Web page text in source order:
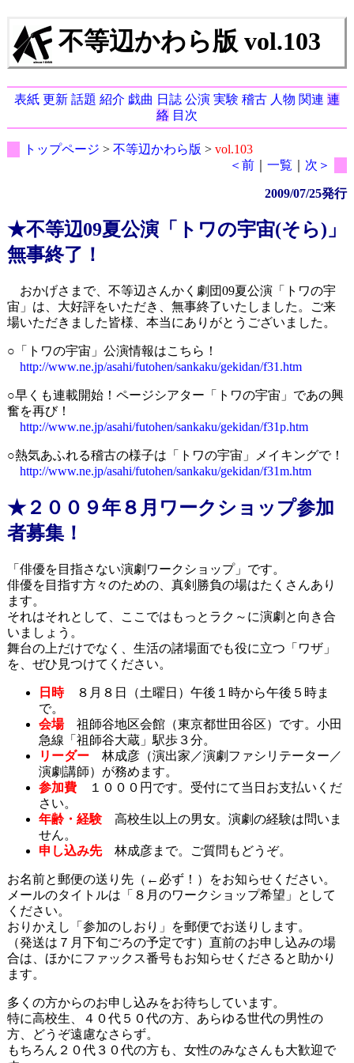
不等辺かわら版 vol.103
表紙 更新 話題 紹介 戯曲 日誌 公演 実験 稽古 人物 関連 連
絡 目次
トップページ > 不等辺かわら版 > vol.103
＜前 ｜一覧 次＞
2009/07/25発行
★不等辺09夏公演「トワの宇宙(そら)」
無事終了！
おかげさまで、不等辺さんかく劇団09夏公演「トワの宇
宙」は、大好評をいただき、無事終了いたしました。ご来
場いただきました皆様、本当にありがとうございました。
○「トワの宇宙」公演情報はこちら！
http://www.ne.jp/asahi/futohen/sankaku/gekidan/f31.htm
○早くも連載開始！ページシアター「トワの宇宙」であの興
奮を再び！
http://www.ne.jp/asahi/futohen/sankaku/gekidan/f31p.htm
○熱気あふれる稽古の様子は「トワの宇宙」メイキングで！
http://www.ne.jp/asahi/futohen/sankaku/gekidan/f31m.htm
★２００９年８月ワークショップ参加
者募集！
「俳優を目指さない演劇ワークショップ」です。
俳優を目指す方々のための、真剣勝負の場はたくさんあり
ます。
それはそれとして、ここではもっとラク～に演劇と向き合
いましょう。
舞台の上だけでなく、生活の諸場面でも役に立つ「ワザ」
を、ぜひ見つけてください。
日時８月８日（土曜日）午後１時から午後５時ま
で。
会場祖師谷地区会館（東京都世田谷区）です。小田
急線「祖師谷大蔵」駅歩３分。
リーダー林成彦（演出家／演劇ファシリテーター／
演劇講師）が務めます。
参加費１０００円です。受付にて当日お支払いくだ
さい。
年齢・経験高校生以上の男女。演劇の経験は問いま
せん。
申し込み先林成彦まで。ご質問もどうぞ。
お名前と郵便の送り先（←必ず！）をお知らせください。
メールのタイトルは「８月のワークショップ希望」として
ください。
おりかえし「参加のしおり」を郵便でお送りします。
（発送は７月下旬ごろの予定です）直前のお申し込みの場
合は、ほかにファックス番号もお知らせくださると助かり
ます。
多くの方からのお申し込みをお待ちしています。
特に高校生、４０代５０代の方、あらゆる世代の男性の
方、どうぞ遠慮なさらず。
もちろん２０代３０代の方も、女性のみなさんも大歓迎で